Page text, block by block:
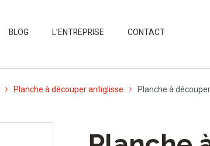
BLOG L’ENTREPRISE CONTACT
Planche à découper antiglisse Planche à